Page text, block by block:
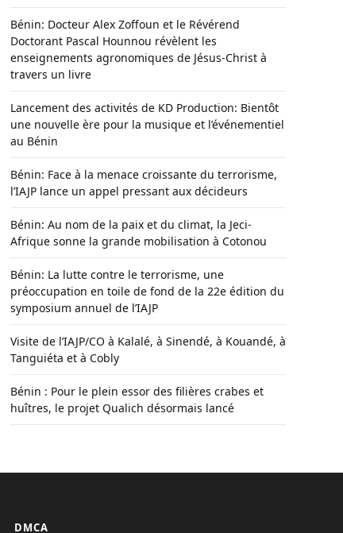
Bénin: Docteur Alex Zoffoun et le Révérend
Doctorant Pascal Hounnou révèlent les
enseignements agronomiques de Jésus-Christ à
travers un livre
Lancement des activités de KD Production: Bientôt
une nouvelle ère pour la musique et l’événementiel
au Bénin
Bénin: Face à la menace croissante du terrorisme,
l’IAJP lance un appel pressant aux décideurs
Bénin: Au nom de la paix et du climat, la Jeci-
Afrique sonne la grande mobilisation à Cotonou
Bénin: La lutte contre le terrorisme, une
préoccupation en toile de fond de la 22e édition du
symposium annuel de l’IAJP
Visite de l’IAJP/CO à Kalalé, à Sinendé, à Kouandé, à
Tanguiéta et à Cobly
Bénin : Pour le plein essor des filières crabes et
huîtres, le projet Qualich désormais lancé
DMCA